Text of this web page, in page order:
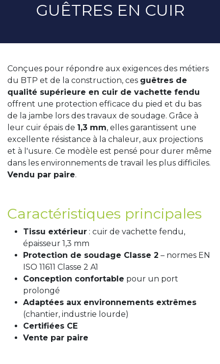
GUÊTRES EN CUIR
Conçues pour répondre aux exigences des métiers
du BTP et de la construction, ces guêtres de
qualité supérieure en cuir de vachette fendu
offrent une protection efficace du pied et du bas
de la jambe lors des travaux de soudage. Grâce à
leur cuir épais de 1,3 mm, elles garantissent une
excellente résistance à la chaleur, aux projections
et à l'usure. Ce modèle est pensé pour durer même
dans les environnements de travail les plus difficiles.
Vendu par paire.
Caractéristiques principales
Tissu extérieur : cuir de vachette fendu,
épaisseur 1,3 mm
Protection de soudage Classe 2 – normes EN
ISO 11611 Classe 2 A1
Conception confortable pour un port
prolongé
Adaptées aux environnements extrêmes
(chantier, industrie lourde)
Certifiées CE
Vente par paire